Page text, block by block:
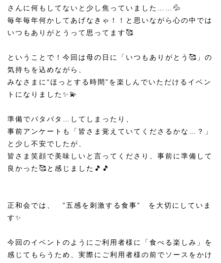
さんに何もしてないと少し焦っていました……💦
毎年毎年何かしてあげなきゃ！！と思いながら心の中では
いつもありがとうって思ってます🥰
ということで！今回は母の日に「いつもありがとう🥰」の
気持ちを込めながら、
みなさまに“ほっとする時間”を楽しんでいただけるイベン
トになりました✨💫
準備でバタバタ…してしまったり、
事前アンケートも「皆さま覚えていてくださるかな…？」
と少し不安でしたが、
皆さま笑顔で美味しいと言ってくださり、事前に準備して
良かった🥰と感じました🎵🎵
正和会では、 ”五感を刺激する食事” を大切にしていま
す✨
今回のイベントのようにご利用者様に「食べる楽しみ」を
感じてもらうため、実際にご利用者様の前でソースをかけ